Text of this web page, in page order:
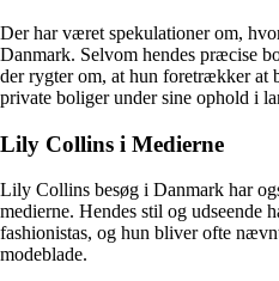
Der har været spekulationer om,
Danmark. Selvom hendes præcise
der rygter om, at hun foretrækker at
private boliger under sine ophold i
Lily Collins i Medierne
Lily Collins besøg i Danmark har
medierne. Hendes stil og udseende
fashionistas, og hun bliver ofte
modeblade.